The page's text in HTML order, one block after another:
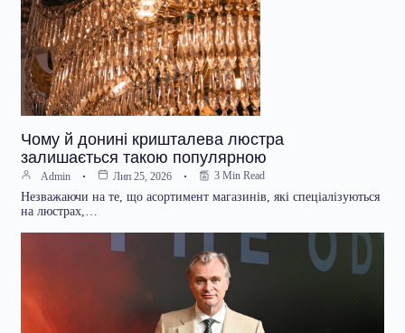
Чому й донині кришталева люстра
залишається такою популярною
Admin Лип 25, 2026 3 Min Read
Незважаючи на те, що асортимент магазинів, які спеціалізуються
на люстрах,…